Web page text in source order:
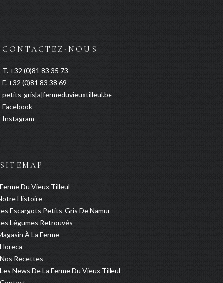
CONTACTEZ-NOUS
T. +32 (0)81 83 35 73
F. +32 (0)81 83 38 69
petits-gris[a]fermeduvieuxtilleul.be
Facebook
Instagram
SITEMAP
Ferme Du Vieux Tilleul
Histoire
Escargots Petits-Gris De Namur
Légumes Retrouvés
À La Ferme
Horeca
Nos Recettes
Les News De La Ferme Du Vieux Tilleul